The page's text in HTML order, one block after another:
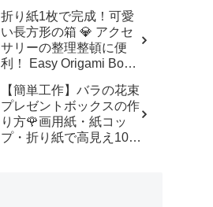
折り紙1枚で完成！可愛
い長方形の箱 💎 アクセ
サリーの整理整頓に便
利！ Easy Origami Box |
子 クリスマス 箱 は
こ – Origami hana’s
channel
【簡単工作】バラの花束
プレゼントボックスの作
り方🌹画用紙・紙コッ
プ・折り紙で高見え100